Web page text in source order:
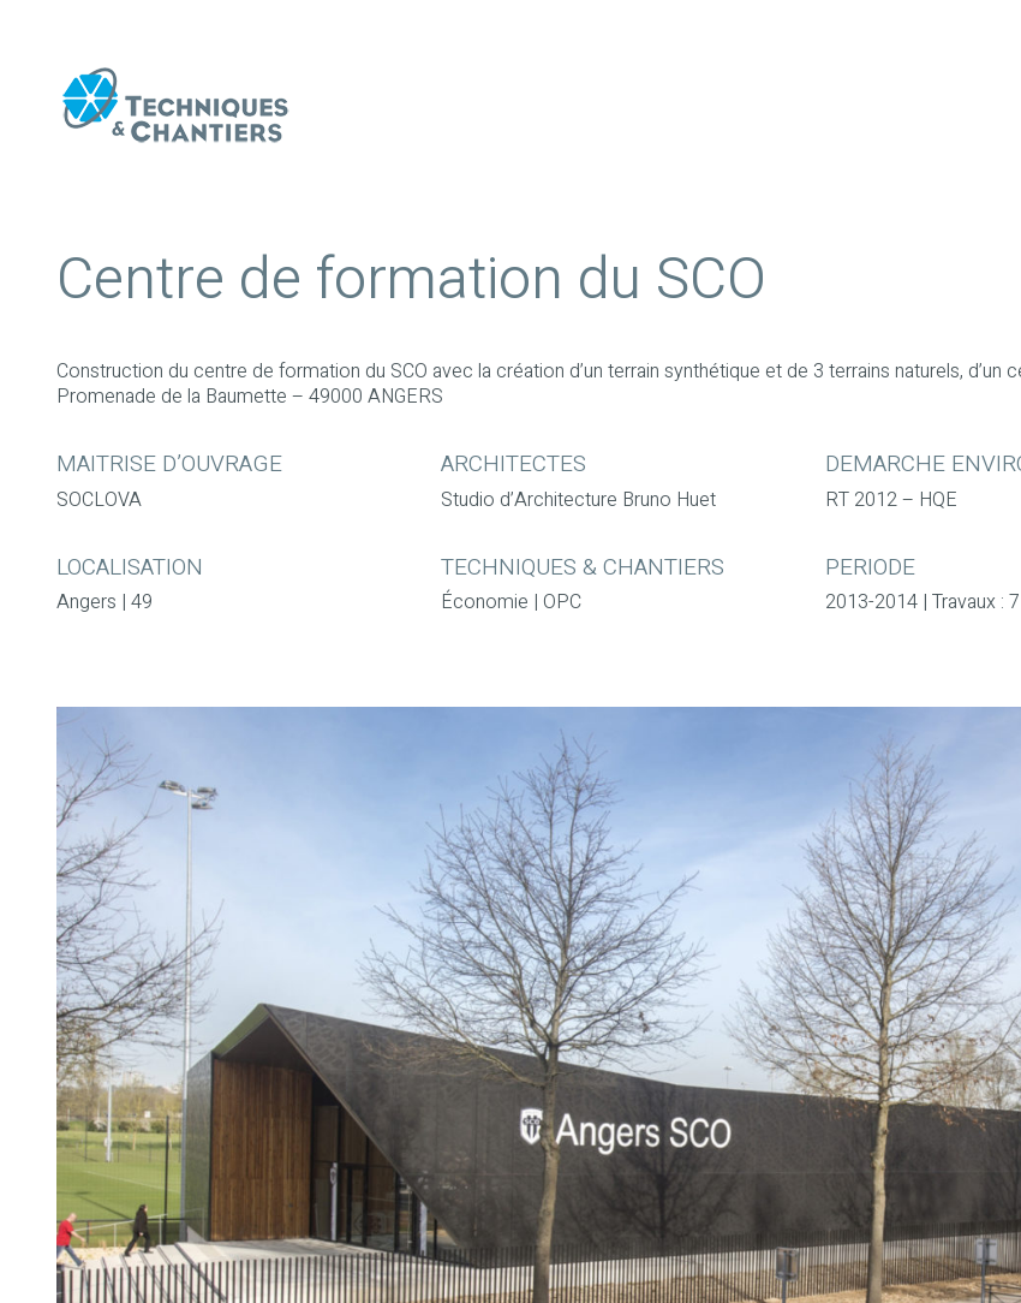
Centre de formation du SCO
Construction du centre de formation du SCO avec la création d’un terrain synthétique et de 3 terrains naturels, d’un
Promenade de la Baumette – 49000 ANGERS
MAITRISE D’OUVRAGE
SOCLOVA
LOCALISATION
Angers | 49
ARCHITECTES
Studio d’Architecture Bruno Huet
TECHNIQUES & CHANTIERS
Économie | OPC
DEMARCHE
RT 2012 – HQE
PERIODE
2013-2014 | Travaux :